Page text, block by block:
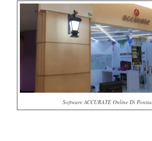
Software ACCURATE Online Di